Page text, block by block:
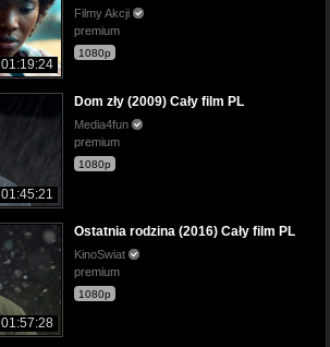
01:19:24
Filmy Akcji
premium
1080p
01:45:21
Dom zły (2009) Cały film PL
Media4fun
premium
1080p
01:57:28
Ostatnia rodzina (2016) Cały film PL
KinoSwiat
premium
1080p